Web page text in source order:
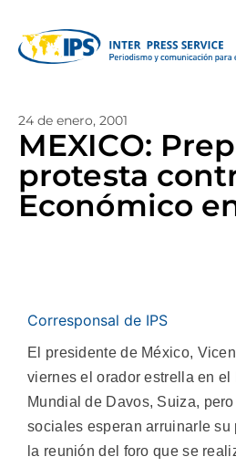
24 de enero, 2001
MEXICO:
protesta
Económico
Corresponsal de IPS
El presidente de México,
viernes el orador estrella en el
Mundial de Davos, Suiza,
sociales esperan arruinarle su
la reunión del foro que se